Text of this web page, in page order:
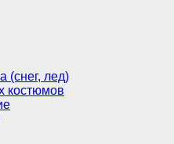
лед)
костюмов